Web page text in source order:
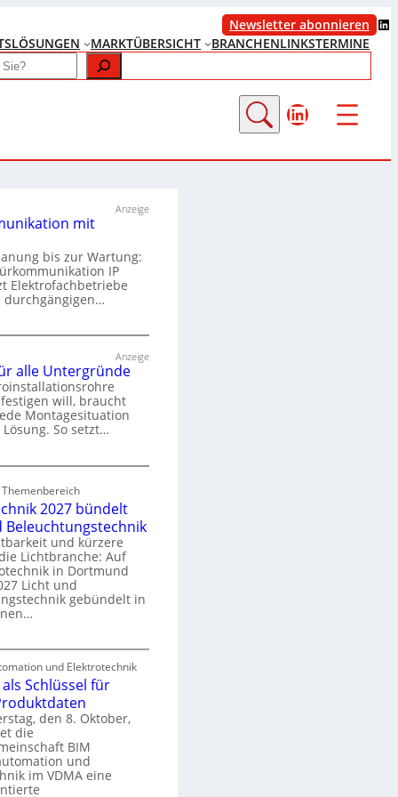
Newsletter abonnieren LinkedIn
LÖSUNGEN MARKTÜBERSICHT BRANCHENLINKSTERMINE
LinkedIn
Anzeige
mit
bis zur Wartung:
IP
Elektrofachbetriebe
durchgängigen…
Anzeige
alle Untergründe
will, braucht
Montagesituation
So setzt…
2027 bündelt
Beleuchtungstechnik
und kürzere
Lichtbranche: Auf
in Dortmund
Licht und
gebündelt in
und Elektrotechnik
als Schlüssel für
den 8. Oktober,
die
BIM
und
im VDMA eine